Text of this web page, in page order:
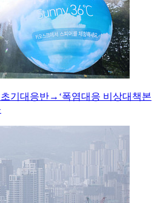
기대응반→‘폭염대응 비상대책본